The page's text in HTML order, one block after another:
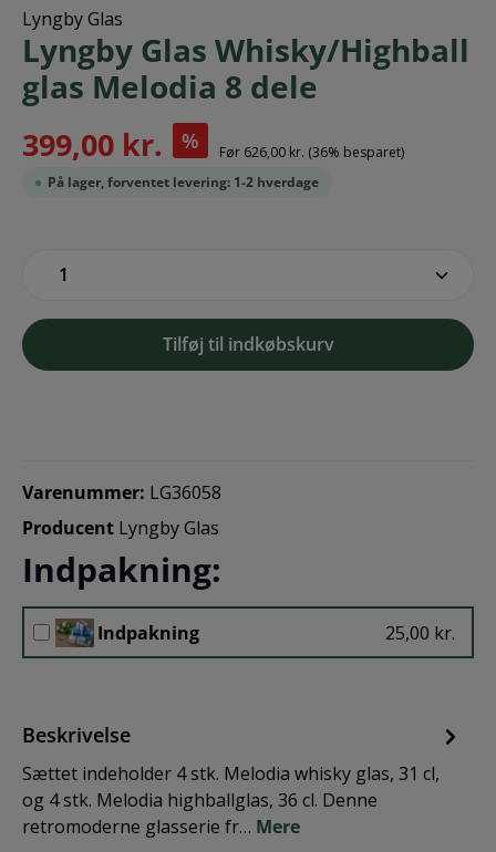
Lyngby Glas
Lyngby Glas Whisky/Highball
glas Melodia 8 dele
399,00 kr. % Før 626,00 kr. (36% besparet)
På lager, forventet levering: 1-2 hverdage
Tilføj til indkøbskurv
Varenummer: LG36058
Producent Lyngby Glas
Indpakning:
Indpakning 25,00 kr.
Beskrivelse
Sættet indeholder 4 stk. Melodia whisky glas, 31 cl,
og 4 stk. Melodia highballglas, 36 cl. Denne
retromoderne glasserie fr… Mere